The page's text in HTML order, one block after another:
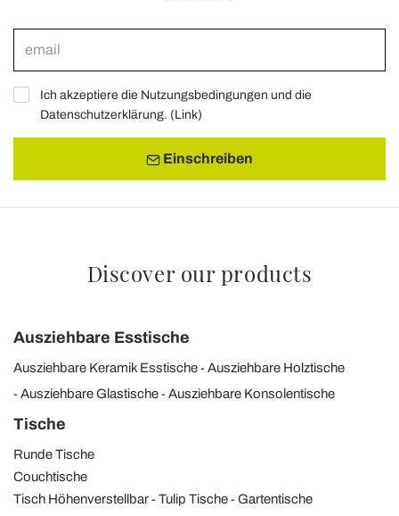
Ich akzeptiere die Nutzungsbedingungen und die
Datenschutzerklärung. (Link)
Einschreiben
Discover our products
Ausziehbare Esstische
Ausziehbare Keramik Esstische
Ausziehbare Holztische
Ausziehbare Glastische
Ausziehbare Konsolentische
Tische
Runde Tische
Couchtische
Tisch Höhenverstellbar
Tulip Tische Gartentische